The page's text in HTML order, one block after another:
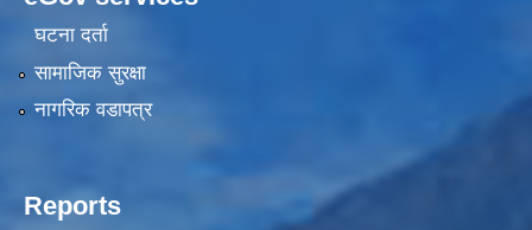
घटना दर्ता
सामाजिक सुरक्षा
नागरिक वडापत्र
Reports